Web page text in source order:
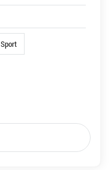
Sport